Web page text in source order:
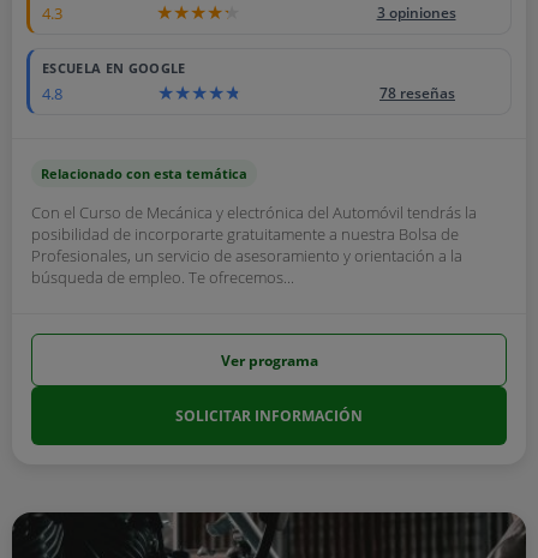
4.3 3 opiniones
ESCUELA EN GOOGLE
4.8 78 reseñas
Relacionado con esta temática
Con el Curso de Mecánica y electrónica del Automóvil tendrás la
posibilidad de incorporarte gratuitamente a nuestra Bolsa de
Profesionales, un servicio de asesoramiento y orientación a la
búsqueda de empleo. Te ofrecemos...
Ver programa
SOLICITAR INFORMACIÓN